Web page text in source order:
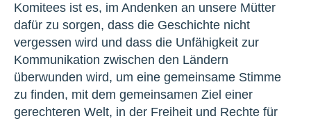
Komitees ist es, im Andenken an unsere Mütter
dafür zu sorgen, dass die Geschichte nicht
vergessen wird und dass die Unfähigkeit zur
Kommunikation zwischen den Ländern
überwunden wird, um eine gemeinsame Stimme
zu finden, mit dem gemeinsamen Ziel einer
gerechteren Welt, in der Freiheit und Rechte für